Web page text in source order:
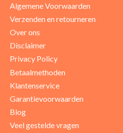
Uw beoordeling
Algemene Voorwaarden
Verzenden en retourneren
Over ons
Disclaimer
Privacy Policy
Betaalmethoden
Klantenservice
Garantievoorwaarden
Blog
Veel gestelde vragen